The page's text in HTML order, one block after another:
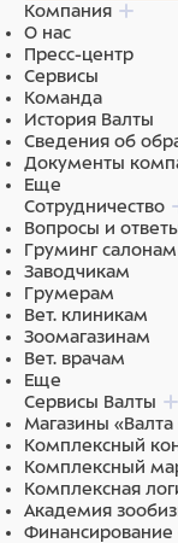
Компания
О нас
Пресс-центр
Сервисы
Команда
История Валты
Сведения об
Документы
Еще
Сотрудничество
Вопросы и
Груминг салонам
Заводчикам
Грумерам
Вет. клиникам
Зоомагазинам
Вет. врачам
Еще
Сервисы Валты
Магазины «Валта
Комплексный
Комплексный
Комплексная
Академия
Финансирование